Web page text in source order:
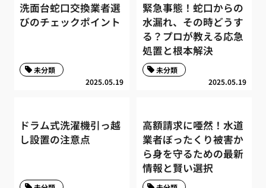
洗面台蛇口交換業者選
びのチェックポイント
2025.05.19
未分類
緊急事態！蛇口からの
水漏れ、その時どうす
る？プロが教える応急
処置と根本解決
2025.05.19
未分類
ドラム式洗濯機引っ越
し設置の注意点
高額請求に唖然！水道
業者ぼったくり被害か
ら身を守るための最新
情報と賢い選択